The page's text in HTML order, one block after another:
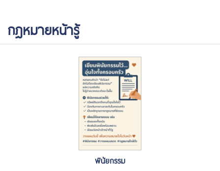
กฎหมายหน้ารู้
พินัยกรรม